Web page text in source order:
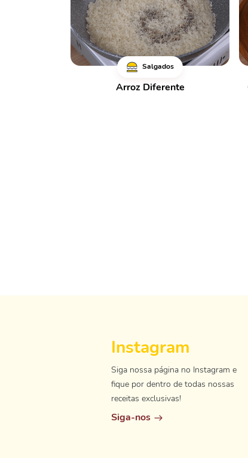
Salgados
Arroz Diferente
Instagram
Siga nossa página no Instagram e
fique por dentro de todas nossas
receitas exclusivas!
Siga-nos